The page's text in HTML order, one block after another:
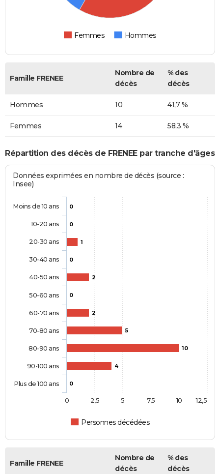
Femmes Hommes
Famille FRENEE
Nombre de
décès
% des
décès
Hommes 10 41,7 %
Femmes 14 58,3 %
Répartition des décès de FRENEE par tranche d'âges
Données exprimées en nombre de décès (source :
Insee)
0
0
1
0
2
0
2
5
10
4
0
Personnes décédées
Moins de 10 ans
10-20 ans
20-30 ans
30-40 ans
40-50 ans
50-60 ans
60-70 ans
70-80 ans
80-90 ans
90-100 ans
Plus de 100 ans
0 10
2,5 5 7,5 12,5
Famille FRENEE
Nombre de
décès
% des
décès